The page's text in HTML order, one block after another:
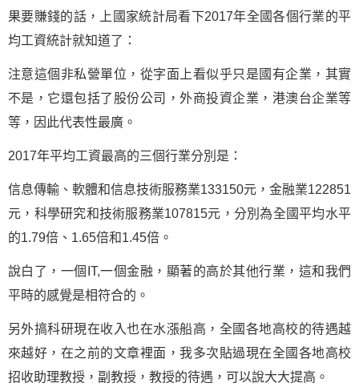
果要賺錢的話，上國家統計局看下2017年全國各個行業的平
均工資統計就知道了：
注意這個非私營單位，從字面上看似乎只是國有企業，其實
不是，它還包括了股份公司，外商投資企業，港澳台企業等
等，因此代表性最廣。
2017年平均工資最高的三個行業分別是：
信息傳輸、軟體和信息技術服務業133150元，金融業122851
元，科學研究和技術服務業107815元，分別為全國平均水平
的1.79倍、1.65倍和1.45倍。
說白了，一個IT,一個金融，顯著的高於其他行業，這和我們
平時的感覺是相符合的。
另外搞科研現在收入也在水漲船高，全國各地高校的待遇越
來越好，在之前的文章裡面，我多次貼過現在全國各地高校
招收助理教授，副教授，教授的待遇，可以說大大提高。